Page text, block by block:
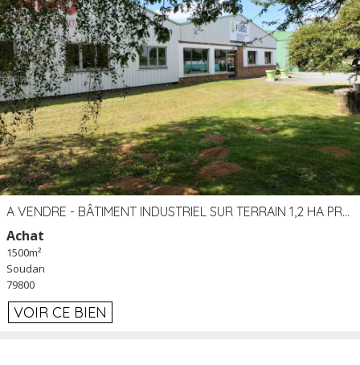
A VENDRE - BÂTIMENT INDUSTRIEL SUR TERRAIN 1,2 HA PROCHE ÉCHANGEUR A10 - SOUDAN (79)
Achat
1500m²
Soudan
79800
VOIR CE BIEN